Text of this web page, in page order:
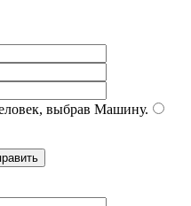
выбрав Машину.